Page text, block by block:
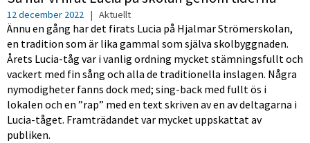
12 december 2022 | Aktuellt
Ännu en gång har det firats Lucia på Hjalmar Strömerskolan,
en tradition som är lika gammal som själva skolbyggnaden.
Årets Lucia-tåg var i vanlig ordning mycket stämningsfullt och
vackert med fin sång och alla de traditionella inslagen. Några
nymodigheter fanns dock med; sing-back med fullt ös i
lokalen och en ”rap” med en text skriven av en av deltagarna i
Lucia-tåget. Framträdandet var mycket uppskattat av
publiken.